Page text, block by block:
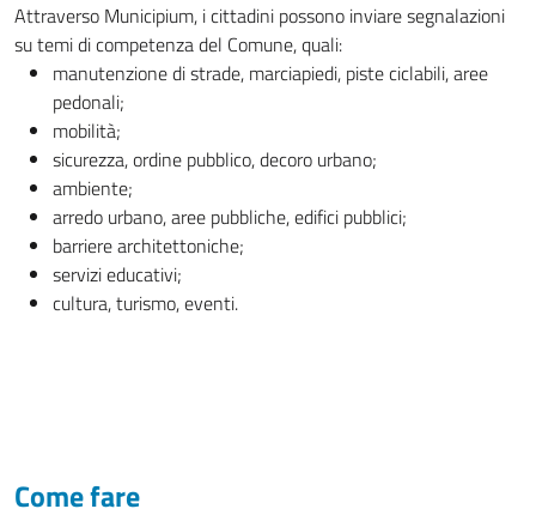
Attraverso Municipium, i cittadini possono inviare segnalazioni
su temi di competenza del Comune, quali:
manutenzione di strade, marciapiedi, piste ciclabili, aree
pedonali;
mobilità;
sicurezza, ordine pubblico, decoro urbano;
ambiente;
arredo urbano, aree pubbliche, edifici pubblici;
barriere architettoniche;
servizi educativi;
cultura, turismo, eventi.
Come fare